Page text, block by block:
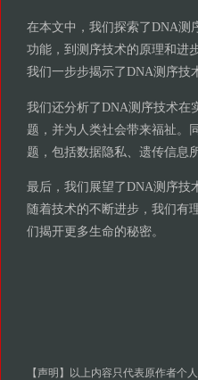
在本文中，我们探索了DNA测
功能，到测序技术的原理和进
我们一步步揭示了DNA测序技
我们还分析了DNA测序技术在
题，并为人类社会带来福祉。
题，包括数据隐私、遗传信息
最后，我们展望了DNA测序技
随着技术的不断进步，我们有
们揭开更多生命的秘密。
【声明】以上内容只代表原作者个